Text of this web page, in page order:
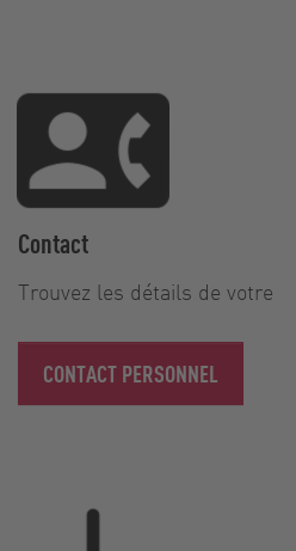
Contact
Trouvez les détails de votre
CONTACT PERSONNEL